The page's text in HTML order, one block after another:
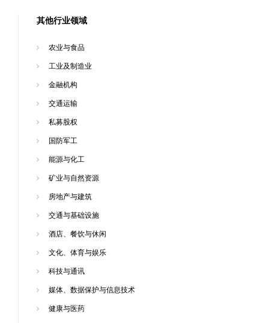
其他行业领域
农业与食品
工业及制造业
金融机构
交通运输
私募股权
国防军工
能源与化工
矿业与自然资源
房地产与建筑
交通与基础设施
酒店、餐饮与休闲
文化、体育与娱乐
科技与通讯
媒体、数据保护与信息技术
健康与医药